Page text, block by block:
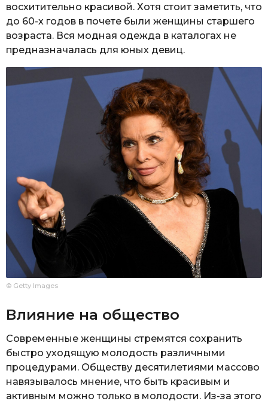
восхитительно красивой. Хотя стоит заметить, что
до 60-х годов в почете были женщины старшего
возраста. Вся модная одежда в каталогах не
предназначалась для юных девиц.
© Getty Images
Влияние на общество
Современные женщины стремятся сохранить
быстро уходящую молодость различными
процедурами. Обществу десятилетиями массово
навязывалось мнение, что быть красивым и
активным можно только в молодости. Из-за этого